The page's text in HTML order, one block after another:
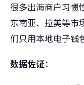
很多出海商户习惯
东南亚、拉美等市
们只用本地电子钱
数据佐证：